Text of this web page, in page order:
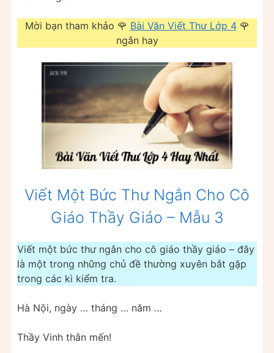
Mời bạn tham khảo 🌹 Bài Văn Viết Thư Lớp 4🌹
ngắn hay
Viết Một Bức Thư Ngắn Cho Cô
Giáo Thầy Giáo – Mẫu 3
Viết một bức thư ngắn cho cô giáo thầy giáo – đây
là một trong những chủ đề thường xuyên bắt gặp
trong các kì kiểm tra.
Hà Nội, ngày … tháng … năm …
Thầy Vinh thân mến!